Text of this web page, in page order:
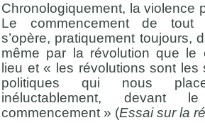
Chronologiquement, la violence
Le commencement de tout
s’opère, pratiquement toujours,
même par la révolution que le
lieu et « les révolutions sont les
politiques qui nous
inéluctablement, devant
commencement » (Essai sur la